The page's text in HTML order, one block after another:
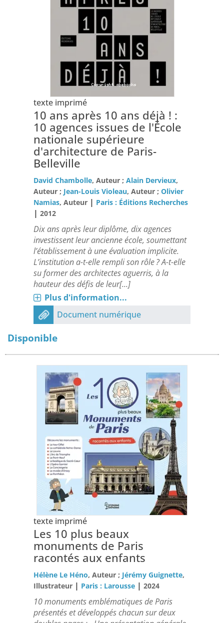
texte imprimé
10 ans après 10 ans déjà ! :
10 agences issues de l'École
nationale supérieure
d'architecture de Paris-
Belleville
David Chambolle, Auteur ;Alain Dervieux,
Auteur ; Jean-Louis Violeau, Auteur ;Olivier
Namias, Auteur | Paris : Éditions Recherches
|2012
Dix ans après leur diplôme, dix agences
investissent leur ancienne école, soumettant
l’établissement à une évaluation implicite.
L’institution a-t-elle rempli son rôle ? A-t-elle
su former des architectes aguerris, à la
hauteur des défis de leur[...]
Plus d'information...
Document numérique
Disponible
texte imprimé
Les 10 plus beaux
monuments de Paris
racontés aux enfants
Hélène Le Héno, Auteur ; Jérémy Guignette,
Illustrateur | Paris : Larousse |2024
10 monuments emblématiques de Paris
présentés et développés chacun sur deux